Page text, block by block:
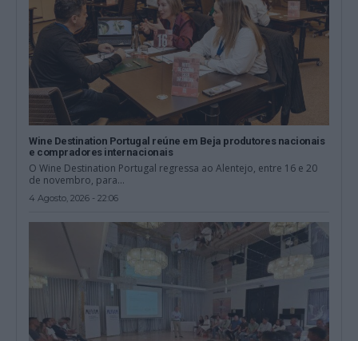
Wine Destination Portugal reúne em Beja produtores nacionais
e compradores internacionais
O Wine Destination Portugal regressa ao Alentejo, entre 16 e 20
de novembro, para...
4 Agosto, 2026 - 22:06